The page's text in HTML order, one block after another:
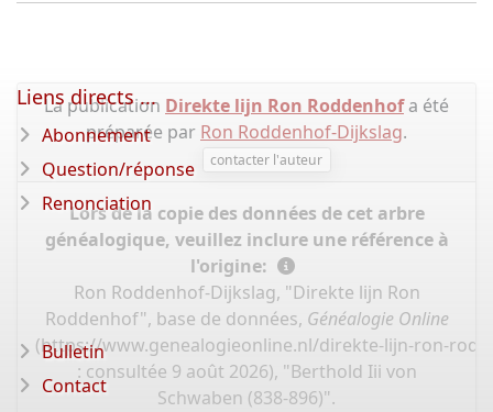
La publication Direkte lijn Ron Roddenhofa été
préparée par Ron Roddenhof-Dijkslag.
contacter l'auteur
Lors de la copie des données de cet arbre
généalogique, veuillez inclure une référence à
l'origine:
Ron Roddenhof-Dijkslag, "Direkte lijn Ron
Roddenhof", base de données, Généalogie Online
(https://www.genealogieonline.nl/direkte-lijn-ron-
: consultée 9 août 2026), "Berthold Iii von
Schwaben (838-896)".
Liens directs ...
Abonnement
Question/réponse
Renonciation
Bulletin
Contact